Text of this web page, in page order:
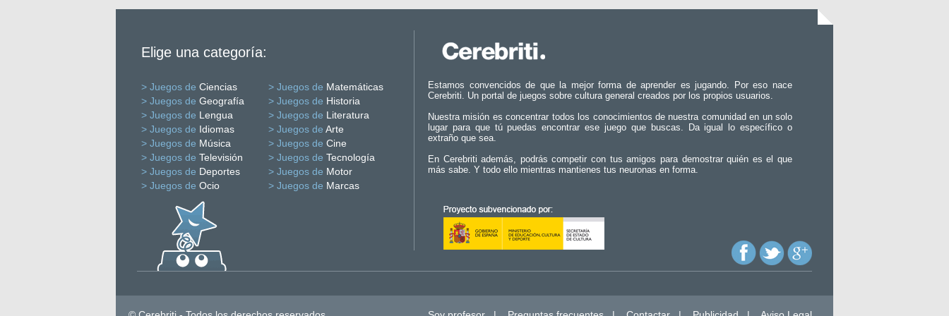
Elige una categoría:
> Juegos de Ciencias > Juegos de Matemáticas
> Juegos de Geografía > Juegos de Historia
> Juegos de Lengua > Juegos de Literatura
> Juegos de Idiomas > Juegos de Arte
> Juegos de Música > Juegos de Cine
> Juegos de Televisión > Juegos de Tecnología
> Juegos de Deportes > Juegos de Motor
> Juegos de Ocio > Juegos de Marcas
Estamos convencidos de que la mejor forma de aprender es jugando. Por eso nace
Cerebriti. Un portal de juegos sobre cultura general creados por los propios usuarios.
Nuestra misión es concentrar todos los conocimientos de nuestra comunidad en un solo
lugar para que tú puedas encontrar ese juego que buscas. Da igual lo específico o
extraño que sea.
En Cerebriti además, podrás competir con tus amigos para demostrar quién es el que
más sabe. Y todo ello mientras mantienes tus neuronas en forma.